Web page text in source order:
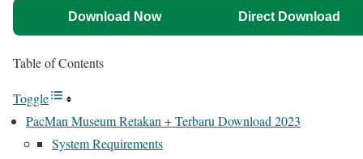
Download Now Direct Download
Table of Contents
Toggle
PacMan Museum Retakan + Terbaru Download 2023
System Requirements